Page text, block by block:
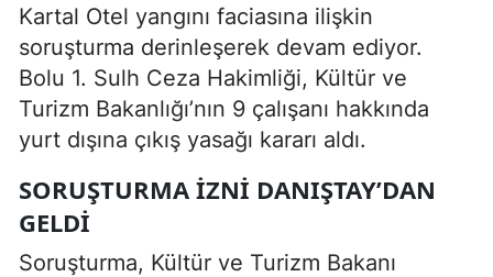
Kartal Otel yangını faciasına ilişkin
soruşturma derinleşerek devam ediyor.
Bolu 1. Sulh Ceza Hakimliği, Kültür ve
Turizm Bakanlığı’nın 9 çalışanı hakkında
yurt dışına çıkış yasağı kararı aldı.
SORUŞTURMA İZNI DANIŞTAY’DAN
GELDI
Soruşturma, Kültür ve Turizm Bakanı